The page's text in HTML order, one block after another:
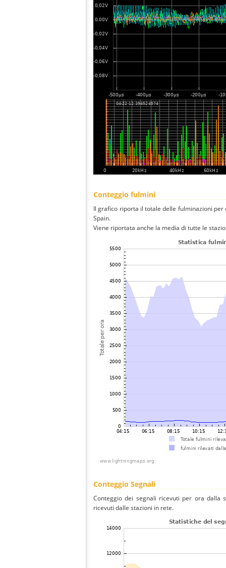
Conteggio fulmini
Il grafico riporta il totale delle fulminazioni
Spain.
Viene riportata anche la media di tutte le
Conteggio Segnali
Conteggio dei segnali ricevuti per ora dalla
ricevuti dalle stazioni in rete.